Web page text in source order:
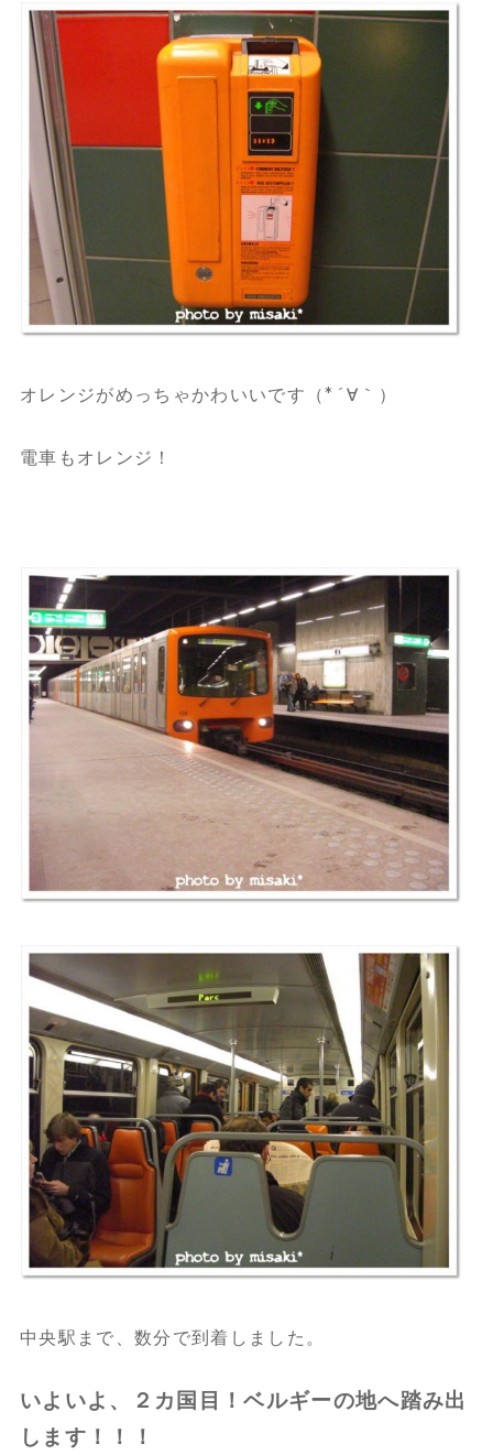
オレンジがめっちゃかわいいです（*´∀｀）
電車もオレンジ！
中央駅まで、数分で到着しました。
いよいよ、２カ国目！ベルギーの地へ踏み出
します！！！